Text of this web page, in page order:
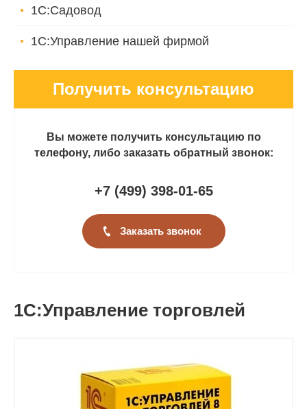
1С:Садовод
1С:Управление нашей фирмой
Получить консультацию
Вы можете получить консультацию по
телефону, либо заказать обратный звонок:
+7 (499) 398-01-65
Заказать звонок
1С:Управление торговлей